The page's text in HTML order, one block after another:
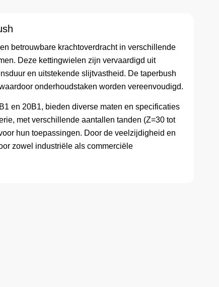
betrouwbare krachtoverdracht in verschillende
Deze kettingwielen zijn vervaardigd uit
en uitstekende slijtvastheid. De taperbush
onderhoudstaken worden vereenvoudigd.
en 20B1, bieden diverse maten en specificaties
met verschillende aantallen tanden (Z=30 tot
hun toepassingen. Door de veelzijdigheid en
zowel industriële als commerciële